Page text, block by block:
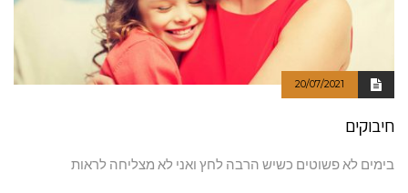
20/07/2021
חיבוקים
בימים לא פשוטים כשיש הרבה לחץ ואני לא מצליחה לראות